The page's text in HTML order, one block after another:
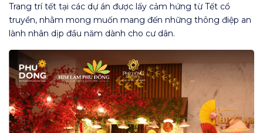
Trang trí tết tại các dự án được lấy cảm hứng từ Tết cổ
truyền, nhằm mong muốn mang đến những thông điệp an
lành nhân dịp đầu năm dành cho cư dân.